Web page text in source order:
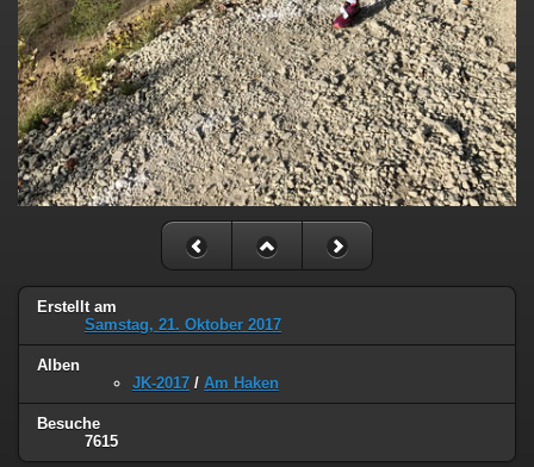
Erstellt am
Samstag, 21. Oktober 2017
Alben
JK-2017 / Am Haken
Besuche
7615